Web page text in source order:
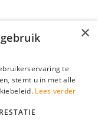
×
te
stemt u in met alle
Lees verder